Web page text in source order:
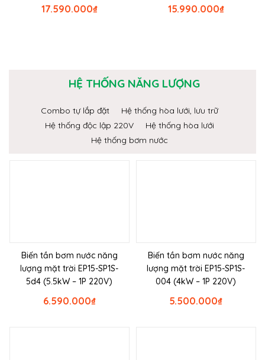
₫
17.590.000 ₫
15.990.000
HỆ THỐNG NĂNG LƯỢNG
Combo tự lắp đặt
Hệ thống hòa lưới, lưu trữ
Hệ thống độc lập 220V
Hệ thống hòa lưới
Hệ thống bơm nước
Biến tần bơm nước năng
lượng mặt trời EP15-SP1S-
5d4 (5.5kW – 1P 220V)
₫
6.590.000
Biến tần bơm nước năng
lượng mặt trời EP15-SP1S-
004 (4kW – 1P 220V)
₫
5.500.000